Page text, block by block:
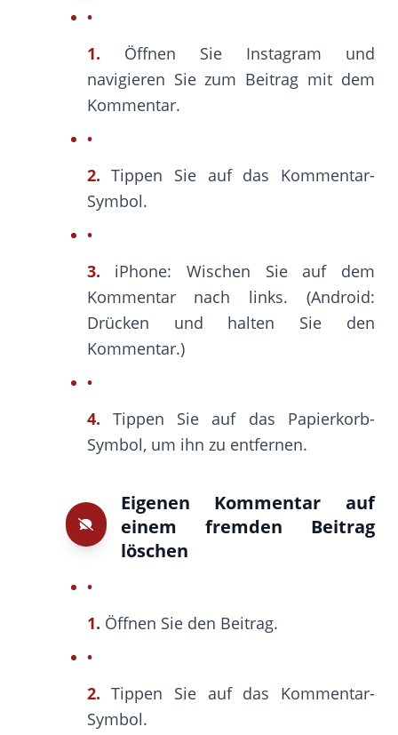
1. Öffnen Sie Instagram und
navigieren Sie zum Beitrag mit dem
Kommentar.
2.Tippen Sie auf das Kommentar-
Symbol.
3. iPhone: Wischen Sie auf dem
Kommentar nach links. (Android:
Drücken und halten Sie den
Kommentar.)
4. Tippen Sie auf das Papierkorb-
Symbol, um ihn zu entfernen.
Eigenen Kommentar auf
einem fremden Beitrag
löschen
1. Öffnen Sie den Beitrag.
2.Tippen Sie auf das Kommentar-
Symbol.